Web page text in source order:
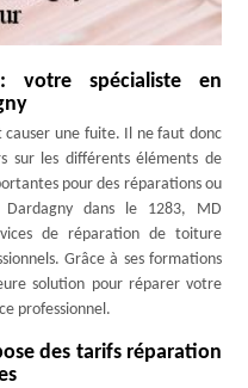
votre spécialiste en
une fuite. Il ne faut donc
sur les différents éléments de
pour des réparations ou
dans le 1283, MD
de réparation de toiture
Grâce à ses formations
solution pour réparer votre
professionnel.
des tarifs réparation